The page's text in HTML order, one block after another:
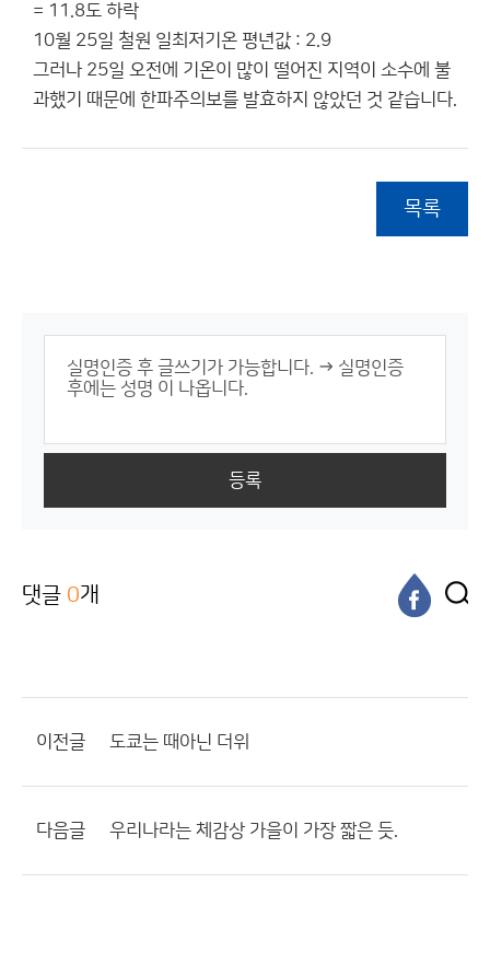
= 11.8도 하락
10월 25일 철원 일최저기온 평년값 : 2.9
그러나 25일 오전에 기온이 많이 떨어진 지역이 소수에 불
과했기 때문에 한파주의보를 발효하지 않았던 것 같습니다.
목록
등록
댓글 0개
이전글 도쿄는 때아닌 더위
다음글 우리나라는 체감상 가을이 가장 짧은 듯.